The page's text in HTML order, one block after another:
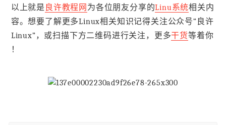
以上就是 良许教程网 为各位朋友分享的Linu系统相关内
容。想要了解更多Linux相关知识记得关注公众号“良许
Linux”，或扫描下方二维码进行关注，更多干货等着你
！